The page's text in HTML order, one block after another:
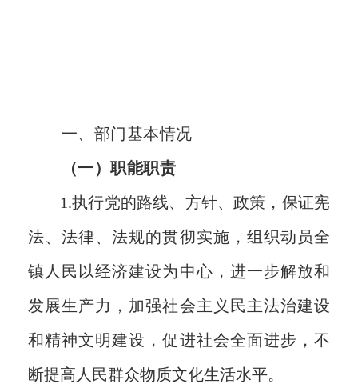
一、部门基本情况
（一）职能职责
1.执行党的路线、方针、政策，保证宪
法、法律、法规的贯彻实施，组织动员全
镇人民以经济建设为中心，进一步解放和
发展生产力，加强社会主义民主法治建设
和精神文明建设，促进社会全面进步，不
断提高人民群众物质文化生活水平。